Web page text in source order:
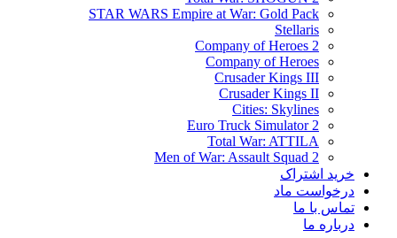
STAR WARS Empire at War: Gold Pack
Stellaris
Company of Heroes 2
Company of Heroes
Crusader Kings III
Crusader Kings II
Cities: Skylines
Euro Truck Simulator 2
Total War: ATTILA
Men of War: Assault Squad 2
خرید اشتراک
درخواست ماد
تماس با ما
درباره ما